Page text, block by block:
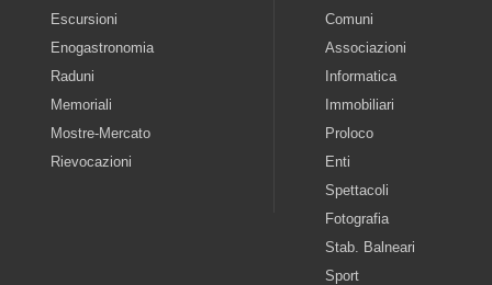
Escursioni
Enogastronomia
Raduni
Memoriali
Mostre-Mercato
Rievocazioni
Comuni
Associazioni
Informatica
Immobiliari
Proloco
Enti
Spettacoli
Fotografia
Stab. Balneari
Sport